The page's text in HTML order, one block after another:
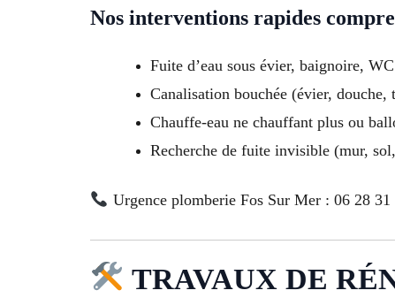
Nos interventions rapides
Fuite d’eau sous évier, baignoire, WC
Canalisation bouchée (évier, douche,
Chauffe-eau ne chauffant plus ou
Recherche de fuite invisible (mur,
Urgence plomberie Fos Sur Mer : 06 28 31
TRAVAUX DE